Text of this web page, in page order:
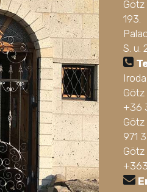
193.
S. u.
+36
Götz
971